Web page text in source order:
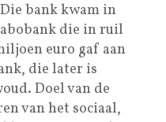
bank kwam in
die in ruil
euro gaf aan
die later is
Doel van de
van het sociaal,